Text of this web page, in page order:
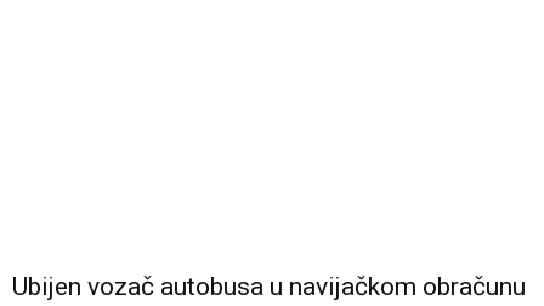
Ubijen vozač autobusa u navijačkom obračunu